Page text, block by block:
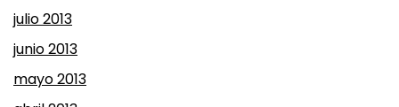
julio 2013
junio 2013
mayo 2013